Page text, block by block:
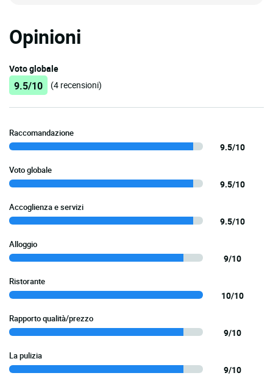
Opinioni
Voto globale
9.5/10 (4 recensioni)
Raccomandazione
9.5/10
Voto globale
9.5/10
Accoglienza e servizi
9.5/10
Alloggio
9/10
Ristorante
10/10
Rapporto qualità/prezzo
9/10
La pulizia
9/10